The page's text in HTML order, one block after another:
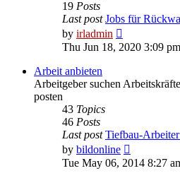
19 Posts
Last post Jobs für
by irladmin
the
Thu Jun 18, 2020 3:09 pm
Arbeit anbieten
Arbeitgeber suchen
posten
43 Topics
46 Posts
Last post Tiefbau-
by bildonline
the
Tue May 06, 2014 8:27